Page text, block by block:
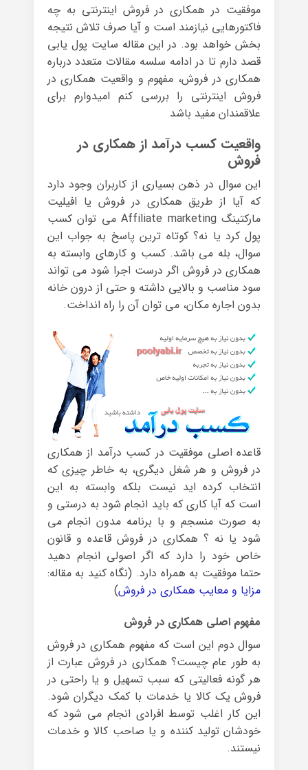
موفقیت در همکاری در فروش اینترنتی به چه
فاکتورهایی نیازمند است و آیا صرف تلاش نتیجه
بخش خواهد بود. در این مقاله سایت پول یابی
قصد دارم تا در ادامه سلسه مقالات متعدد درباره
همکاری در فروش، مفهوم و واقعیت همکاری در
فروش اینترنتی را بررسی کنم امیدوارم برای
علاقمندان مفید باشد
واقعیت کسب درآمد از همکاری در
فروش
این سوال در ذهن بسیاری از کاربران وجود دارد
که آیا از طریق همکاری در فروش یا افیلیت
مارکتینگ Affiliate marketing می توان کسب
پول کرد یا نه؟ کوتاه ترین پاسخ به جواب این
سوال، بله می باشد. کسب و کارهای وابسته به
همکاری در فروش اگر درست اجرا شود می تواند
سود مناسب و بالایی داشته و حتی از درون خانه
بدون اجاره مکان، می توان آن را راه انداخت.
قاعده اصلی موفقیت در کسب درآمد از همکاری
در فروش و هر شغل دیگری، به خاطر چیزی که
انتخاب کرده اید نیست بلکه وابسته به این
است که آیا کاری که باید انجام شود به درستی و
به صورت منسجم و با برنامه مدون انجام می
شود یا نه ؟ همکاری در فروش قاعده و قانون
خاص خود را دارد که اگر اصولی انجام دهید
حتما موفقیت به همراه دارد. (نگاه کنید به مقاله:
مزایا و معایب همکاری در فروش)
مفهوم اصلی همکاری در فروش
سوال دوم این است که مفهوم همکاری در فروش
به طور عام چیست؟ همکاری در فروش عبارت از
هر گونه فعالیتی که سبب تسهیل و یا راحتی در
فروش یک کالا یا خدمات با کمک دیگران شود.
این کار اغلب توسط افرادی انجام می شود که
خودشان تولید کننده و یا صاحب کالا و خدمات
نیستند.